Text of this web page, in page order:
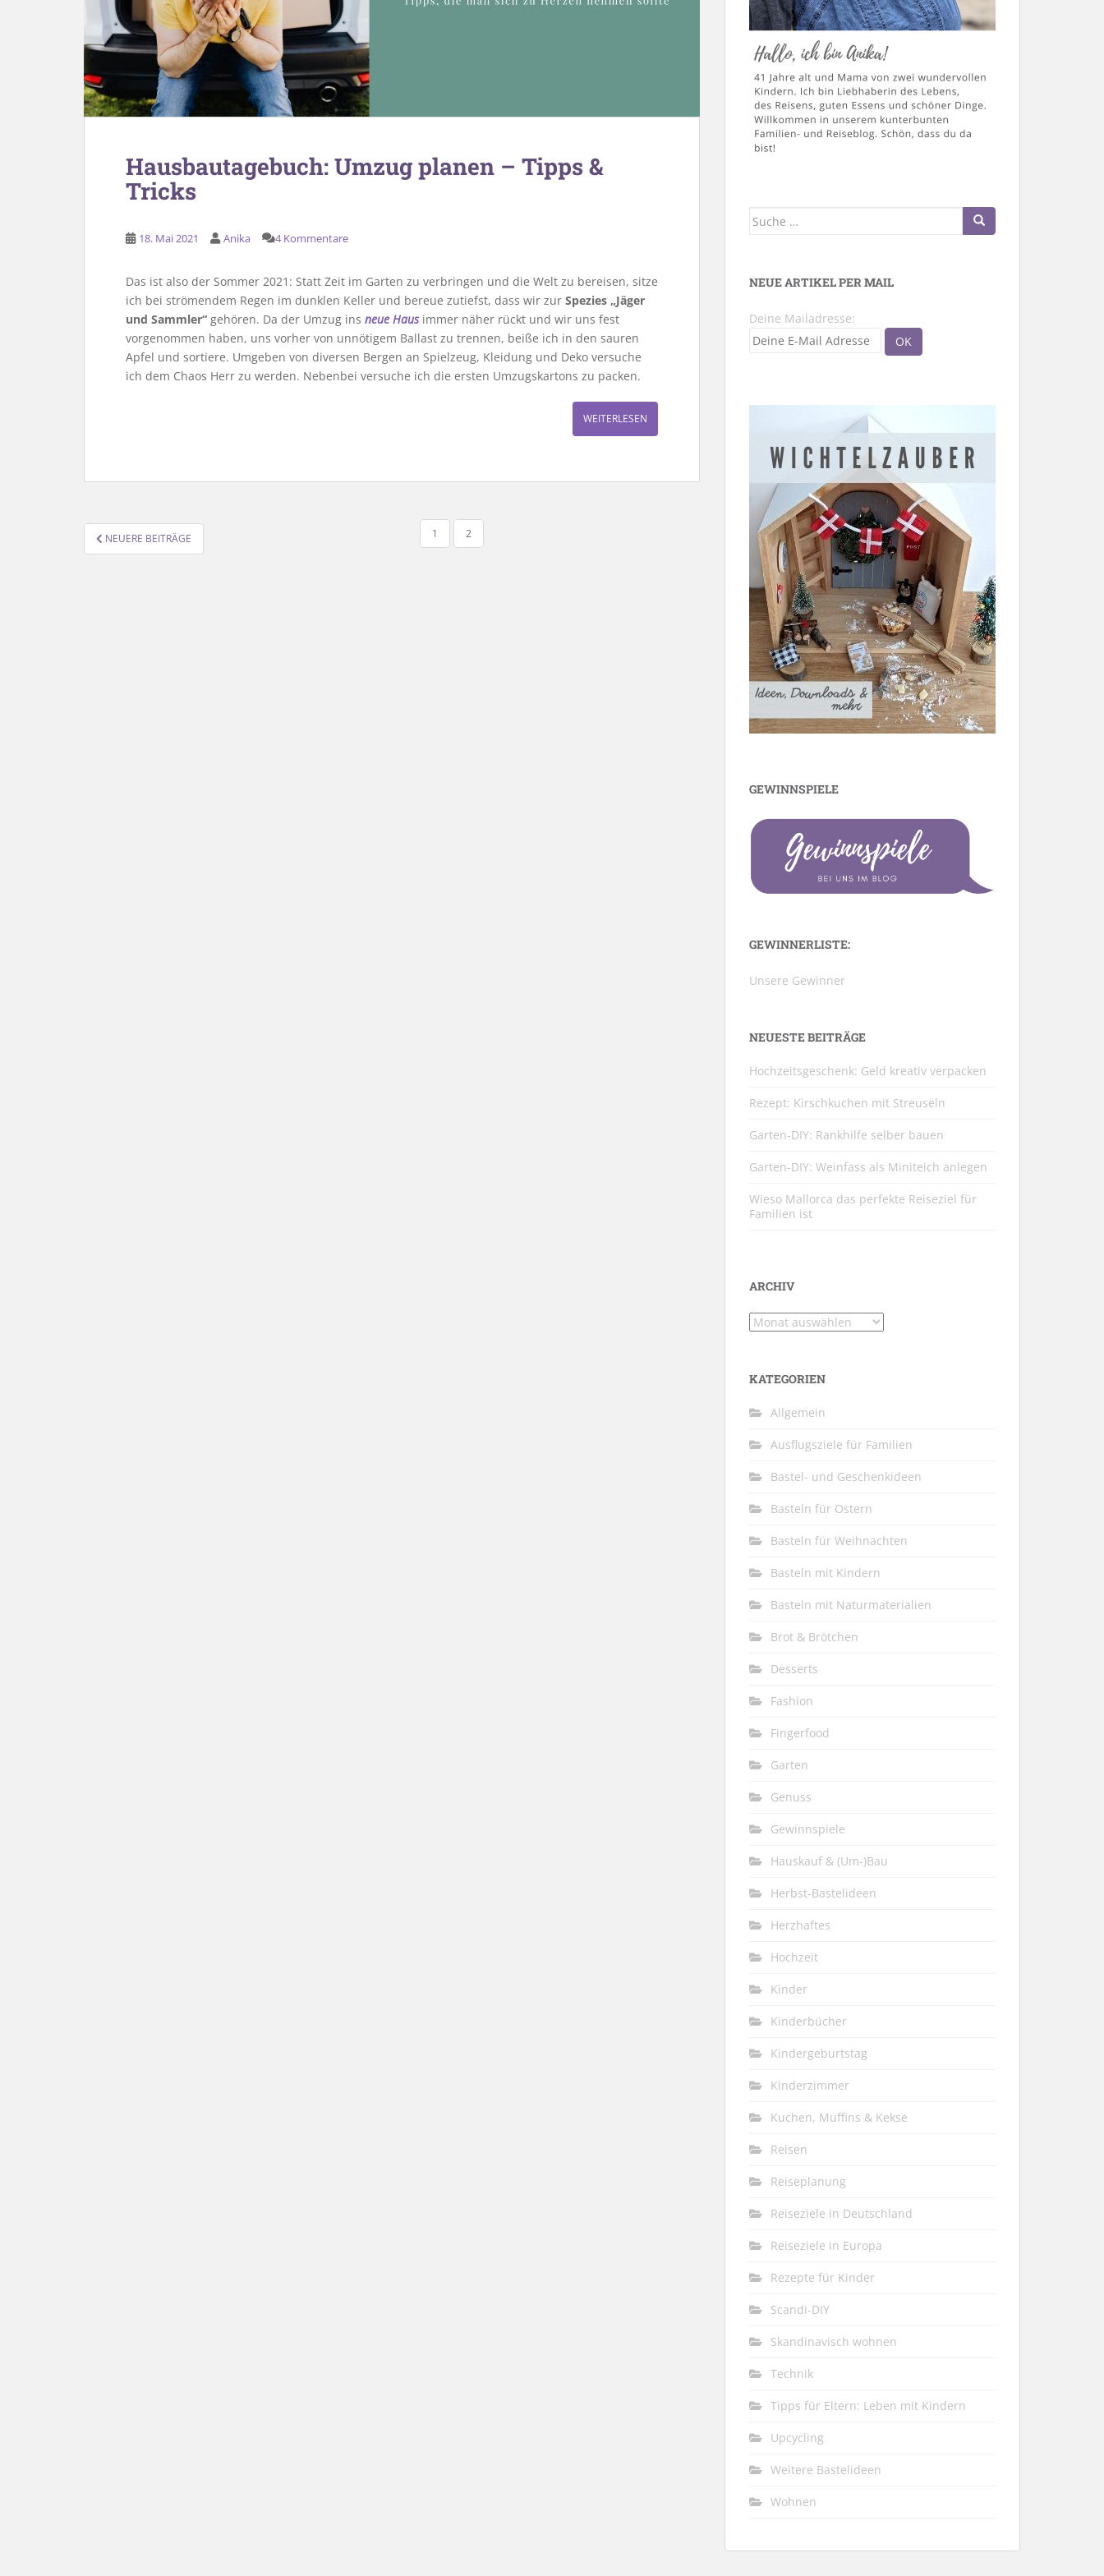
Hausbautagebuch: Umzug planen – Tipps &
Tricks
18. Mai 2021 Anika 4 Kommentare
Das ist also der Sommer 2021: Statt Zeit im Garten zu verbringen und die Welt zu bereisen, sitze
ich bei strömendem Regen im dunklen Keller und bereue zutiefst, dass wir zur Spezies „Jäger
und Sammler“ gehören. Da der Umzug ins neue Hausimmer näher rückt und wir uns fest
vorgenommen haben, uns vorher von unnötigem Ballast zu trennen, beiße ich in den sauren
Apfel und sortiere. Umgeben von diversen Bergen an Spielzeug, Kleidung und Deko versuche
ich dem Chaos Herr zu werden. Nebenbei versuche ich die ersten Umzugskartons zu packen.
WEITERLESEN
SEITENNUMMERIERUNG
DER
NEUERE BEITRÄGE 1 2
Suche
NEUE ARTIKEL PER MAIL
Deine Mailadresse:
GEWINNSPIELE
GEWINNERLISTE:
Unsere Gewinner
NEUESTE BEITRÄGE
Hochzeitsgeschenk: Geld kreativ verpacken
Rezept: Kirschkuchen mit Streuseln
Garten-DIY: Rankhilfe selber bauen
Garten-DIY: Weinfass als Miniteich anlegen
Wieso Mallorca das perfekte Reiseziel für
Familien ist
ARCHIV
Archiv
KATEGORIEN
Allgemein
Ausflugsziele für Familien
Bastel- und Geschenkideen
Basteln für Ostern
Basteln für Weihnachten
Basteln mit Kindern
Basteln mit Naturmaterialien
Brot & Brötchen
Desserts
Fashion
Fingerfood
Garten
Genuss
Gewinnspiele
Hauskauf & (Um-)Bau
Herbst-Bastelideen
Herzhaftes
Hochzeit
Kinder
Kinderbücher
Kindergeburtstag
Kinderzimmer
Kuchen, Muffins & Kekse
Reisen
Reiseplanung
Reiseziele in Deutschland
Reiseziele in Europa
Rezepte für Kinder
Scandi-DIY
Skandinavisch wohnen
Technik
Tipps für Eltern: Leben mit Kindern
Upcycling
Weitere Bastelideen
Wohnen